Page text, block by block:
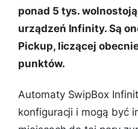
ponad 5 tys.
urządzeń Infinity. Są
Pickup, liczącej
punktów.
Automaty SwipBox
konfiguracji i mogą być